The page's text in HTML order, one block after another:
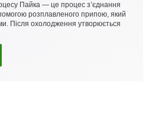
Пайка — це процес з’єднання
розплавленого припою, який
Після охолодження утворюється